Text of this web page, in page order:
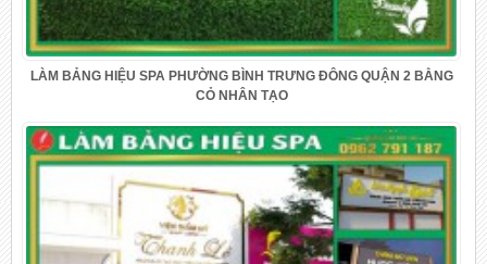
LÀM BẢNG HIỆU SPA PHƯỜNG BÌNH TRƯNG ĐÔNG QUẬN 2 BẰNG
CỎ NHÂN TẠO